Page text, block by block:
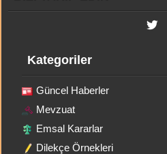
Kategoriler
Güncel Haberler
Mevzuat
Emsal Kararlar
Dilekçe Örnekleri